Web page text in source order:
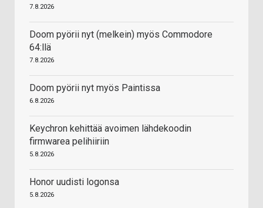
7.8.2026
Doom pyörii nyt (melkein) myös Commodore
64:llä
7.8.2026
Doom pyörii nyt myös Paintissa
6.8.2026
Keychron kehittää avoimen lähdekoodin
firmwarea pelihiiriin
5.8.2026
Honor uudisti logonsa
5.8.2026